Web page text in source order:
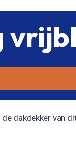
dakdekker van